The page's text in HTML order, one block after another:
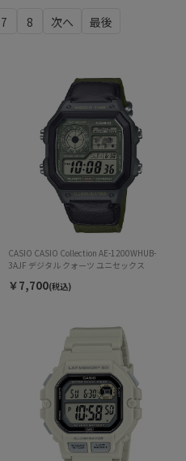
7 8
CASIO CASIO Collection AE-1200WHUB-
3AJF デジタル クォーツ ユニセックス
￥7,700(税込)